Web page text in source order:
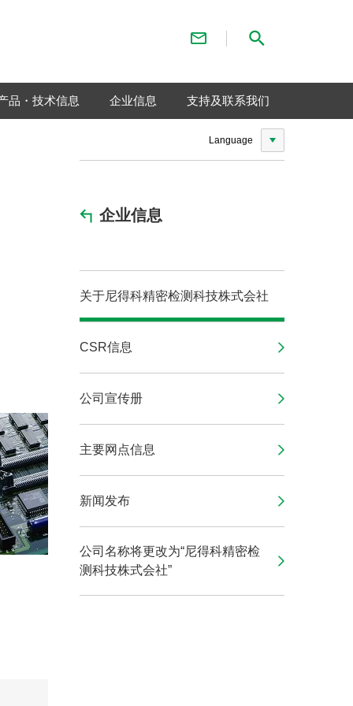
Language
联系我们
品・技术信息 企业信息 支持及联系我们
企业信息
关于尼得科精密检测科技株式会社
CSR信息
公司宣传册
主要网点信息
新闻发布
公司名称将更改为“尼得科精密检
测科技株式会社”